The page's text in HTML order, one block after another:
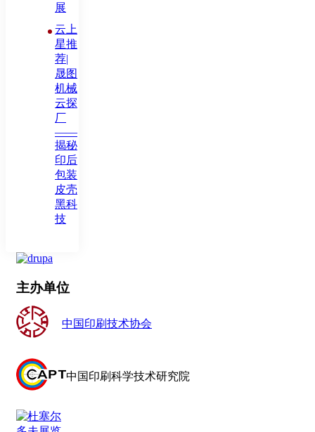
展
云上
星推
荐|
晟图
机械
云探
厂
——
揭秘
印后
包装
皮壳
黑科
技
主办单位
中国印刷技术协会
中国印刷科学技术研究院